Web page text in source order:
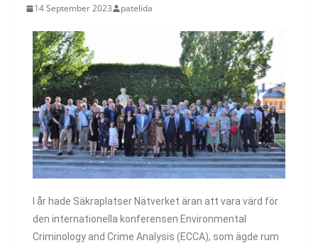
14 September 2023 patelida
I år hade Säkraplatser Nätverket äran att vara värd för
den internationella konferensen Environmental
Criminology and Crime Analysis (ECCA), som ägde rum